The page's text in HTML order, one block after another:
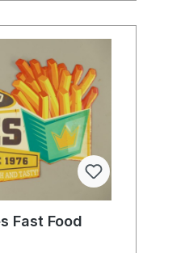
Fast Food